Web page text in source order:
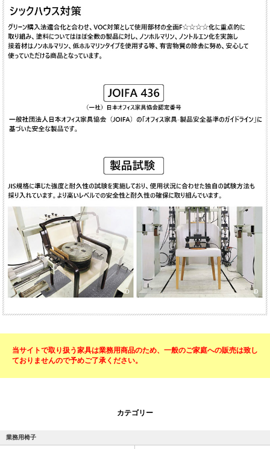
当サイトで取り扱う家具は業務用商品のため、一般のご家庭への販売は致し
ておりませんので予めご了承ください。
カテゴリー
業務用椅子